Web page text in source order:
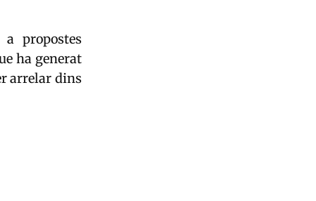
propostes
ha generat
arrelar dins